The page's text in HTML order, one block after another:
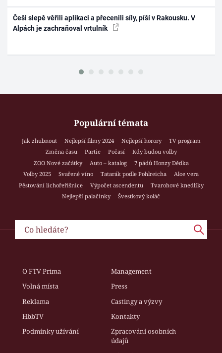
Češi slepě věřili aplikaci a přecenili síly, píší v Rakousku. V
Alpách je zachraňoval vrtulník
Populární témata
Jak zhubnout Nejlepší filmy 2024 Nejlepší horory
TV program
Změna času
Partie Počasí
Kdy budou volby
ZOO Nové začátky
Auto – katalog
7 pádů Honzy Dědka
Volby 2025
Svařené víno Tatarák podle Pohlreicha
Aloe vera
Pěstování lichořeřišnice
Výpočet ascendentu
Tvarohové knedlíky
Nejlepší palačinky
Švestkový koláč
O FTV Prima
Management
Volná místa
Press
Reklama
Castingy a výzvy
HbbTV
Kontakty
Podmínky užívání
Zpracování osobních
údajů